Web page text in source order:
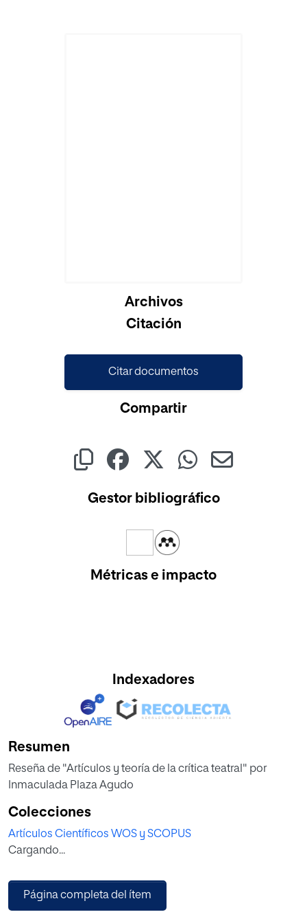
Archivos
Citación
Citar documentos
Compartir
Gestor bibliográfico
Métricas e impacto
Indexadores
Resumen
Reseña de "Artículos y teoría de la crítica teatral" por
Inmaculada Plaza Agudo
Colecciones
Artículos Científicos WOS y SCOPUS
Cargando...
Página completa del ítem